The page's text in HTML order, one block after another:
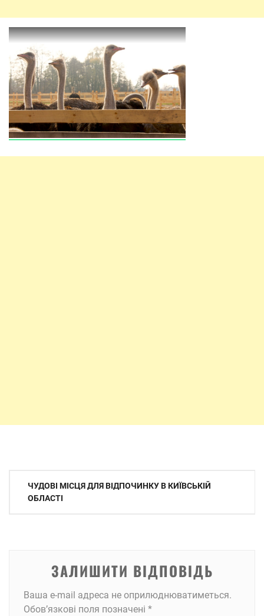
Навігація
записів
ЧУДОВІ МІСЦЯ ДЛЯ ВІДПОЧИНКУ В КИЇВСЬКІЙ
ОБЛАСТІ
ЗАЛИШИТИ ВІДПОВІДЬ
Ваша e-mail адреса не оприлюднюватиметься.
Обов’язкові поля позначені *